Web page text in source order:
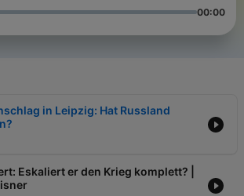
00:00
in Leipzig: Hat Russland
Eskaliert er den Krieg komplett? |